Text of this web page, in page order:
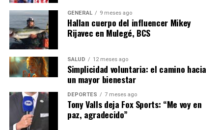
Trump lanza Junta de Paz en Davos para supervisar plan
en Gaza
Editorial
Nuestro equipo editorial no solo informa las noticias: las vive.
Con años de experiencia en primera línea, buscamos los
hechos, los verificamos con rigor y contamos las historias que
dan forma a nuestro mundo. Impulsados por la integridad y
GENERAL 9 meses ago
Hallan cuerpo del influencer Mikey
Rijavec en Mulegé, BCS
SALUD 12 meses ago
Simplicidad voluntaria: el camino hacia
un mayor bienestar
DEPORTES 7 meses ago
Tony Valls deja Fox Sports: “Me voy en
paz, agradecido”